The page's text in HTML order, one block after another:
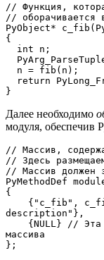
// Функция,
// оборачивается
PyObject*
{
  int n;
  n = fib(n);
return
}
Далее необходимо
модуля, обеспечив
// Массив,
// Здесь
// Массив должен
PyMethodDef
{
description"},
массива
};